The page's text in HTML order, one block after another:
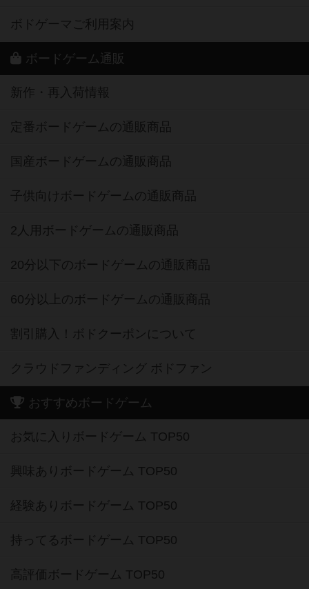
ボドゲーマご利用案内
ボードゲーム通販
新作・再入荷情報
定番ボードゲームの通販商品
国産ボードゲームの通販商品
子供向けボードゲームの通販商品
2人用ボードゲームの通販商品
20分以下のボードゲームの通販商品
60分以上のボードゲームの通販商品
割引購入！ボドクーポンについて
クラウドファンディング ボドファン
おすすめボードゲーム
お気に入りボードゲーム TOP50
興味ありボードゲーム TOP50
経験ありボードゲーム TOP50
持ってるボードゲーム TOP50
高評価ボードゲーム TOP50